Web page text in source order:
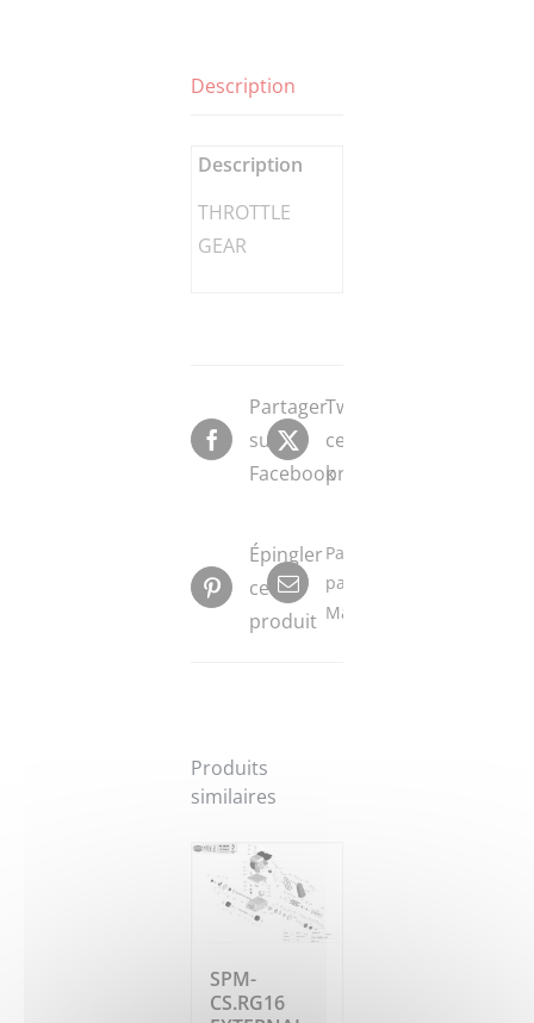
Description
Description
THROTTLE
GEAR
Partager
sur
Facebook
Tweeter
ce
produit
Épingler
ce
produit
Partager
par
Mail
Produits
similaires
SPM-
CS.RG16